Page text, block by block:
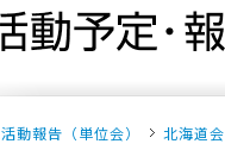
活動報告（単位会） 北海道会